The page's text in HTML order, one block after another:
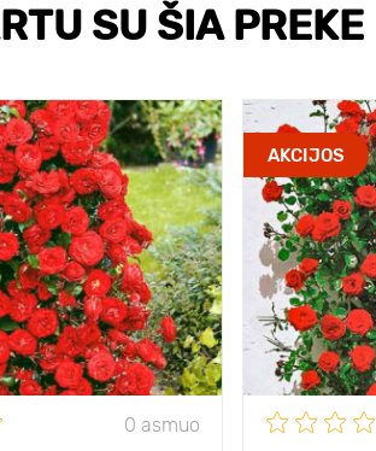
SU ŠIA
0 asmuo
AKCIJOS